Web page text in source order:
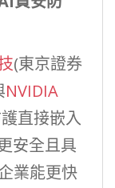
(東京證券
NVIDIA
直接嵌入
安全且具
業能更快